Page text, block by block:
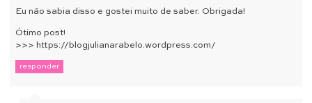
Eu não sabia disso e gostei muito de saber. Obrigada!
Ótimo post!
>>> https://blogjulianarabelo.wordpress.com/
responder